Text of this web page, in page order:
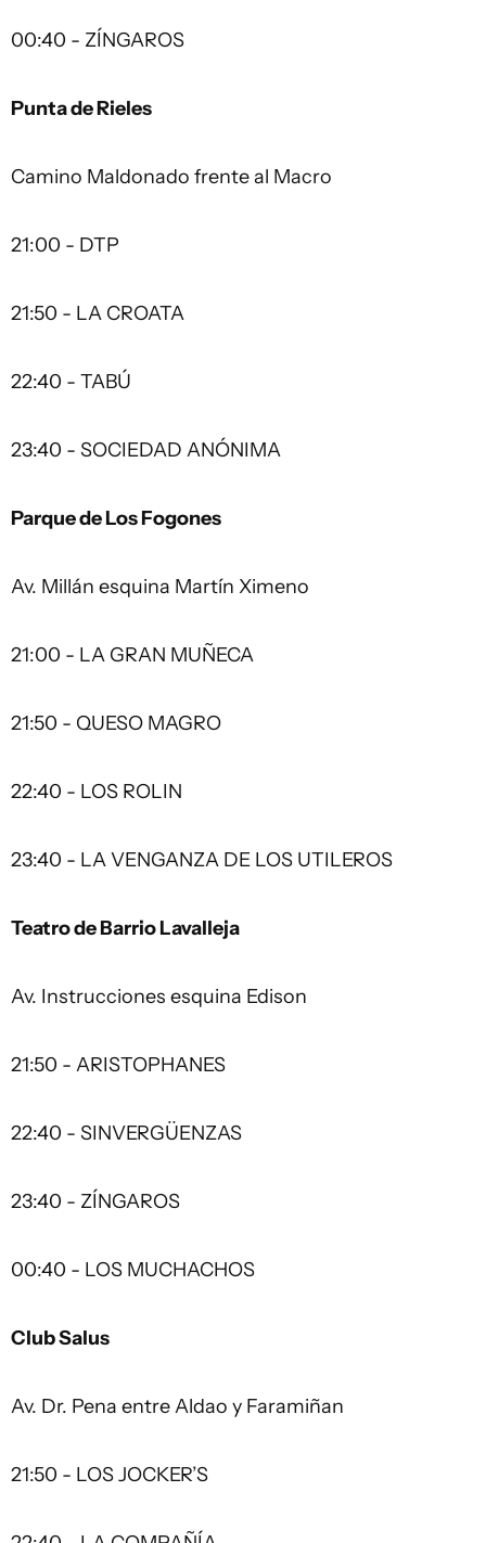
00:40 - ZÍNGAROS
Punta de Rieles
Camino Maldonado frente al Macro
21:00 - DTP
21:50 - LA CROATA
22:40 - TABÚ
23:40 - SOCIEDAD ANÓNIMA
Parque de Los Fogones
Av. Millán esquina Martín Ximeno
21:00 - LA GRAN MUÑECA
21:50 - QUESO MAGRO
22:40 - LOS ROLIN
23:40 - LA VENGANZA DE LOS UTILEROS
Teatro de Barrio Lavalleja
Av. Instrucciones esquina Edison
21:50 - ARISTOPHANES
22:40 - SINVERGÜENZAS
23:40 - ZÍNGAROS
00:40 - LOS MUCHACHOS
Club Salus
Av. Dr. Pena entre Aldao y Faramiñan
21:50 - LOS JOCKER’S